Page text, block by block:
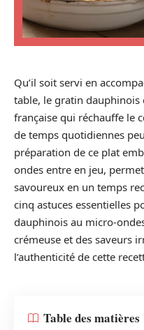
Qu’il soit servi en
table, le gratin dauphinois
française qui réchauffe le
de temps quotidiennes
préparation de ce plat
ondes entre en jeu,
savoureux en un temps
cinq astuces essentielles
dauphinois au micro-
crémeuse et des saveurs
l’authenticité de cette
Table des matières